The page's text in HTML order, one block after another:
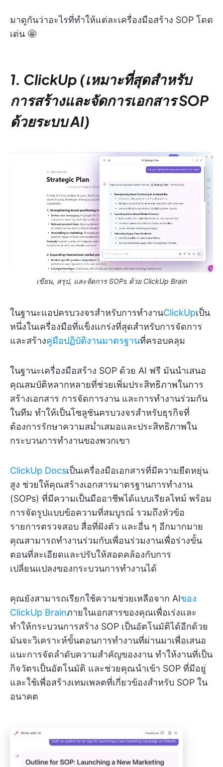
มาดูกันว่าอะไรที่ทำให้แต่ละเครื่องมือสร้าง SOP โดด
เด่น 🤩
1. ClickUp (เหมาะที่สุดสำหรับ
การสร้างและจัดการเอกสาร SOP
ด้วยระบบ AI)
เขียน, สรุป, และจัดการ SOPs ด้วย ClickUp Brain
ในฐานะแอปครบวงจรสำหรับการทำงานClickUpเป็น
หนึ่งในเครื่องมือที่แข็งแกร่งที่สุดสำหรับการจัดการ
และสร้างคู่มือปฏิบัติงานมาตรฐานที่ครอบคลุม
ในฐานะเครื่องมือสร้าง SOP ด้วย AI ฟรี มันนำเสนอ
คุณสมบัติหลากหลายที่ช่วยเพิ่มประสิทธิภาพในการ
สร้างเอกสาร การจัดการงาน และการทำงานร่วมกัน
ในทีม ทำให้เป็นโซลูชันครบวงจรสำหรับธุรกิจที่
ต้องการรักษาความสม่ำเสมอและประสิทธิภาพใน
กระบวนการทำงานของพวกเขา
ClickUp Docsเป็นเครื่องมือเอกสารที่มีความยืดหยุ่น
สูง ช่วยให้คุณสร้างเอกสารมาตรฐานการทำงาน
(SOPs) ที่มีความเป็นมืออาชีพได้แบบเรียลไทม์ พร้อม
การจัดรูปแบบข้อความที่สมบูรณ์ รวมถึงหัวข้อ
รายการตรวจสอบ สื่อที่ฝังตัว และอื่น ๆ อีกมากมาย
คุณสามารถทำงานร่วมกับเพื่อนร่วมงานเพื่อร่างขั้น
ตอนที่ละเอียดและปรับให้สอดคล้องกับการ
เปลี่ยนแปลงของกระบวนการทำงานได้
คุณยังสามารถเรียกใช้ความช่วยเหลือจาก AIของ
ClickUp Brainภายในเอกสารของคุณเพื่อเร่งและ
ทำให้กระบวนการสร้าง SOP เป็นอัตโนมัติได้อีกด้วย
มันจะวิเคราะห์ขั้นตอนการทำงานที่ผ่านมาเพื่อเสนอ
แนะการจัดลำดับความสำคัญของงาน ทำให้งานที่เป็น
กิจวัตรเป็นอัตโนมัติ และช่วยคุณนำเข้า SOP ที่มีอยู่
และใช้เพื่อสร้างเทมเพลตที่เกี่ยวข้องสำหรับ SOP ใน
อนาคต